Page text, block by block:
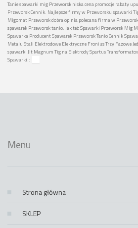
Tanie spawarki mig Przeworsk niska cena promocje rabaty
Przeworsk Cennik. Najlepsze firmy w Przeworsku spawarki
Migomat Przeworsk dobra opinia polecana firma w
spawarek Przeworsk tanio. Jak też Spawarki Przeworsk Mig
Spawarka Producent Spawarek Przeworsk Tanio Cennik
Metalu Stali Elektrodowe Elektryczne Fronius Trzy Fazowe
spawarki Jlt Magnum Tig na Elektrody Spartus
Spawarki.:
Menu
Strona główna
SKLEP